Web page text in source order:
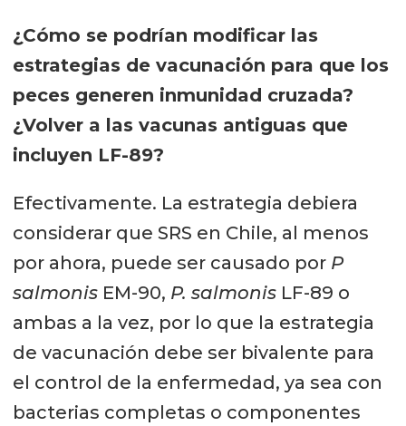
¿Cómo se podrían modificar las
estrategias de vacunación para que los
peces generen inmunidad cruzada?
¿Volver a las vacunas antiguas que
incluyen LF-89?
Efectivamente. La estrategia debiera
considerar que SRS en Chile, al menos
por ahora, puede ser causado por P
salmonisEM-90, P. salmonisLF-89 o
ambas a la vez, por lo que la estrategia
de vacunación debe ser bivalente para
el control de la enfermedad, ya sea con
bacterias completas o componentes